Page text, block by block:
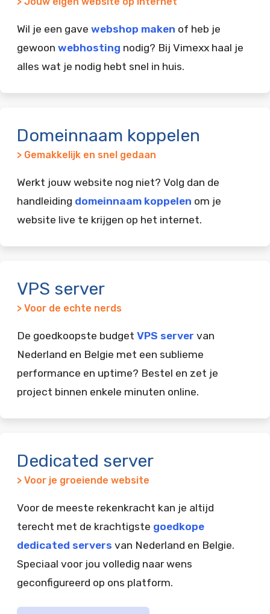
Wil je een gave webshop maken of heb je
gewoon webhosting nodig? Bij Vimexx haal je
alles wat je nodig hebt snel in huis.
Domeinnaam koppelen
> Gemakkelijk en snel gedaan
Werkt jouw website nog niet? Volg dan de
handleiding domeinnaam koppelen om je
website live te krijgen op het internet.
VPS server
> Voor de echte nerds
De goedkoopste budget VPS server van
Nederland en Belgie met een sublieme
performance en uptime? Bestel en zet je
project binnen enkele minuten online.
Dedicated server
> Voor je groeiende website
Voor de meeste rekenkracht kan je altijd
terecht met de krachtigste goedkope
dedicated servers van Nederland en Belgie.
Speciaal voor jou volledig naar wens
geconfigureerd op ons platform.